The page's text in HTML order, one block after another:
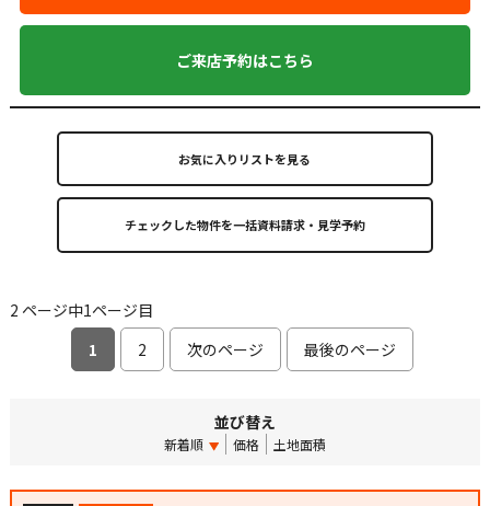
ご来店予約はこちら
お気に入りリストを見る
2 ページ中1ページ目
1
2 次のページ 最後のページ
並び替え
新着順 価格 土地面積